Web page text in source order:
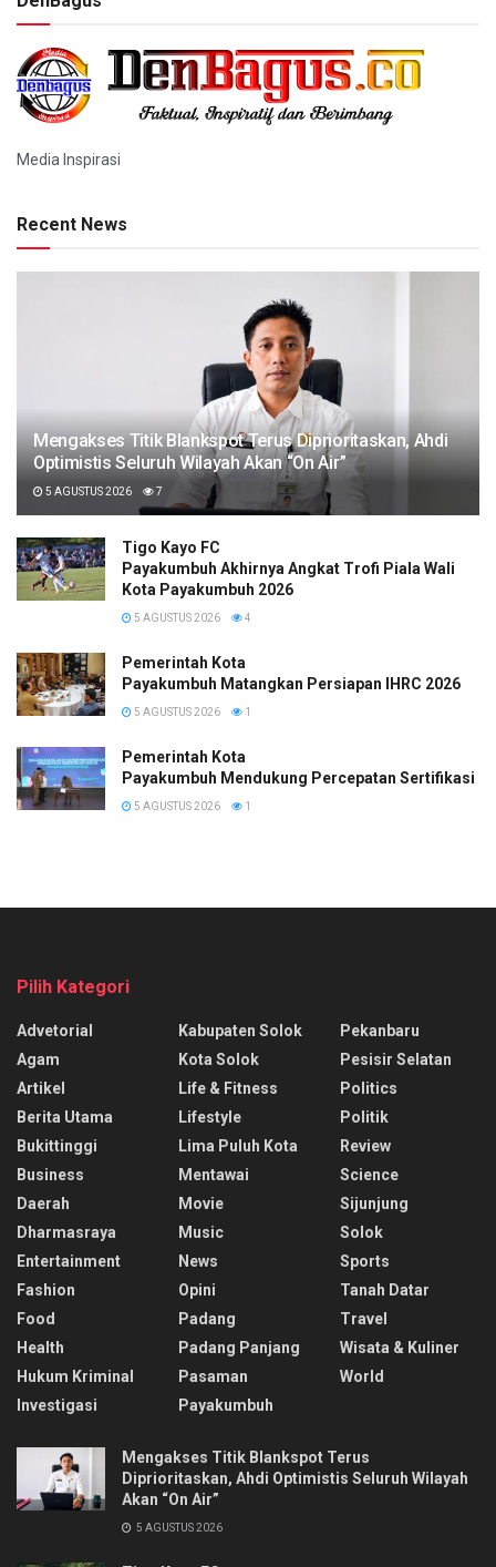
Media Inspirasi
Recent News
Mengakses Titik Blankspot Terus Diprioritaskan, Ahdi
Optimistis Seluruh Wilayah Akan “On Air”
5 AGUSTUS 2026 7
Tigo Kayo FC
Payakumbuh Akhirnya Angkat Trofi Piala Wali
Kota Payakumbuh 2026
5 AGUSTUS 2026 4
Pemerintah Kota
Payakumbuh Matangkan Persiapan IHRC 2026
5 AGUSTUS 2026 1
Pemerintah Kota
Payakumbuh Mendukung Percepatan Sertifikasi
5 AGUSTUS 2026 1
Pilih Kategori
Advetorial
Agam
Artikel
Berita Utama
Bukittinggi
Business
Daerah
Dharmasraya
Entertainment
Fashion
Food
Health
Hukum Kriminal
Investigasi
Kabupaten Solok
Kota Solok
Life & Fitness
Lifestyle
Lima Puluh Kota
Mentawai
Movie
Music
News
Opini
Padang
Padang Panjang
Pasaman
Payakumbuh
Pekanbaru
Pesisir Selatan
Politics
Politik
Review
Science
Sijunjung
Solok
Sports
Tanah Datar
Travel
Wisata & Kuliner
World
Mengakses Titik Blankspot Terus
Diprioritaskan, Ahdi Optimistis Seluruh Wilayah
Akan “On Air”
5 AGUSTUS 2026